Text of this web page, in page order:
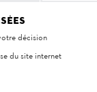
décision
du site internet